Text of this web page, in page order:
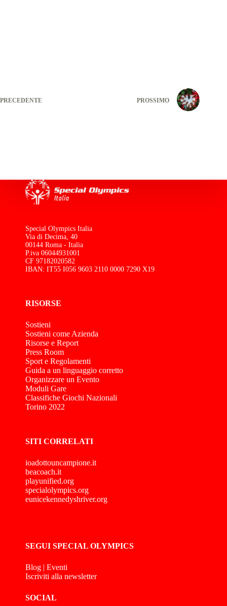
PRECEDENTE PROSSIMO
Special Olympics Italia
Via di Decima, 40
00144 Roma - Italia
P.iva 06044931001
CF 97182020582
IBAN: IT55 I056 9603 2110 0000 7290 X19
RISORSE
Sostieni
Sostieni come Azienda
Risorse e Report
Press Room
Sport e Regolamenti
Guida a un linguaggio corretto
Organizzare un Evento
Moduli Gare
Classifiche Giochi Nazionali
Torino 2022
SITI CORRELATI
ioadottouncampione.it
beacoach.it
playunified.org
specialolympics.org
eunicekennedyshriver.org
SEGUI SPECIAL OLYMPICS
Blog | Eventi
Iscriviti alla newsletter
SOCIAL